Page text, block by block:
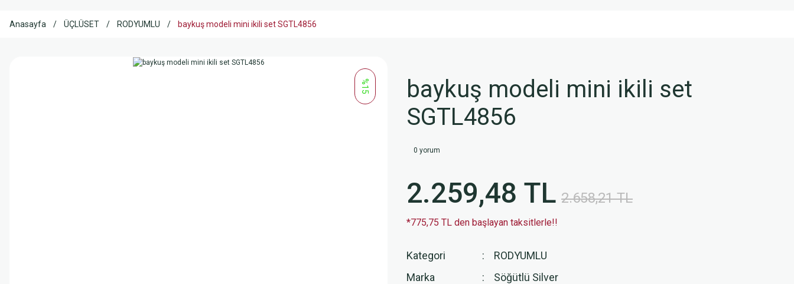
Anasayfa ÜÇLÜSET RODYUMLU baykuş modeli mini ikili set SGTL4856
%15
baykuş modeli mini ikili set
SGTL4856
0 yorum
2.259,48 TL 2.658,21 TL
*775,75 TL den başlayan taksitlerle!!
Kategori
RODYUMLU
Marka
Söğütlü Silver